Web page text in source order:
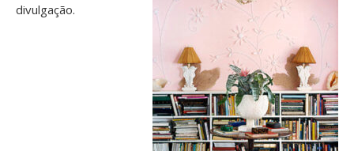
divulgação.